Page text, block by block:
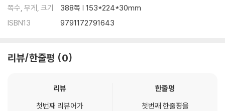
쪽수, 무게, 크기
388쪽 | 153*224*30mm
ISBN13
9791172791643
리뷰/한줄평 0
리뷰
첫번째 리뷰어가
한줄평
첫번째 한줄평을